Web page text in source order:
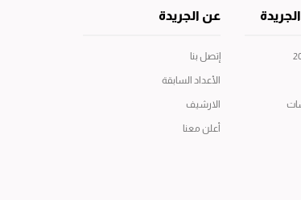
عن الجريدة
إتصل بنا
الأعداد السابقة
الارشيف
أعلن معنا